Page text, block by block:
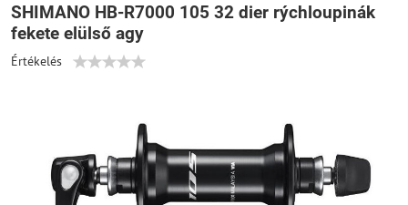
SHIMANO HB-R7000 105 32 dier rýchloupinák
fekete elülső agy
Értékelés